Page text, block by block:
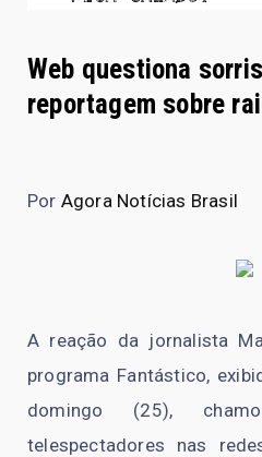
Web questiona
reportagem sobre
Por Agora Notícias Brasil
A reação da jornalista
programa Fantástico,
domingo (25),
telespectadores nas